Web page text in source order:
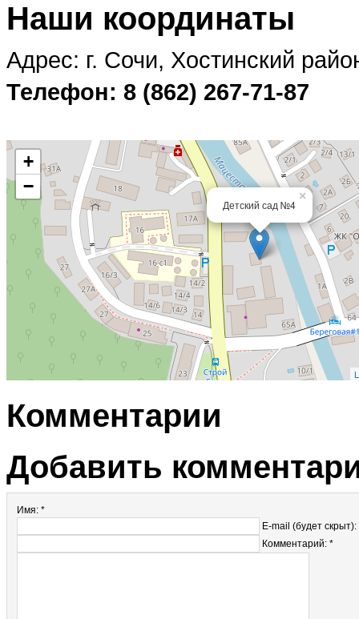
Наши координаты
Адрес: г. Сочи, Хостинский
Телефон: 8 (862) 267-71-87
Детский сад №4
×
+
−
Комментарии
Добавить
Имя: *
E-mail (будет скрыт):
Комментарий: *